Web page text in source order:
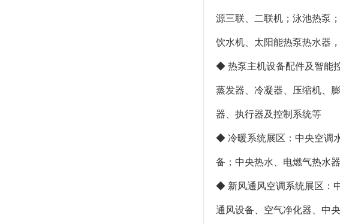
源三联、二联机；泳池热泵
饮水机、太阳能热泵热水器
◆ 热泵主机设备配件及智能
蒸发器、冷凝器、压缩机、
器、执行器及控制系统等
◆ 冷暖系统展区：中央空调
备；中央热水、电燃气热水
◆ 新风通风空调系统展区：
通风设备、空气净化器、中